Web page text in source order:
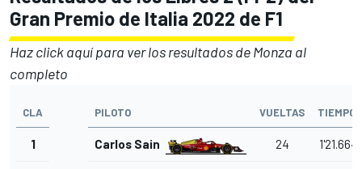
Gran Premio de Italia 2022 de F1
Haz click aquí para ver los resultados de Monza al
completo
CLA PILOTO VUELTAS TIEMPO
1 Carlos Sainz Jr. 24 1'21.664